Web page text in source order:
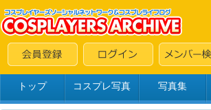
トップ コスプレ写真 写真集